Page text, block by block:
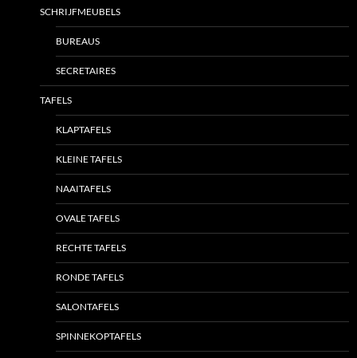
SCHRIJFMEUBELS
BUREAUS
SECRETAIRES
TAFELS
KLAPTAFELS
KLEINE TAFELS
NAAITAFELS
OVALE TAFELS
RECHTE TAFELS
RONDE TAFELS
SALONTAFELS
SPINNEKOPTAFELS